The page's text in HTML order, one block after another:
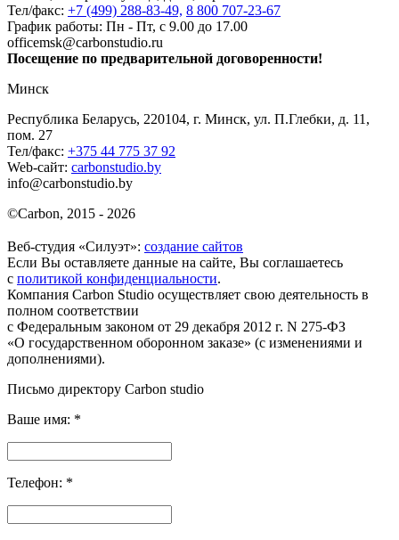
Тел/факс: +7 (499) 288-83-49, 8 800 707-23-67
График работы: Пн - Пт, с 9.00 до 17.00
officemsk@carbonstudio.ru
Посещение по предварительной договоренности!
Минск
Республика Беларусь, 220104, г. Минск, ул. П.Глебки, д. 11,
пом. 27
Тел/факс: +375 44 775 37 92
Web-сайт: carbonstudio.by
info@carbonstudio.by
©Carbon, 2015 - 2026
Веб-студия «Силуэт»: создание сайтов
Если Вы оставляете данные на сайте, Вы соглашаетесь
с политикой конфиденциальности.
Компания Carbon Studio осуществляет свою деятельность в
полном соответствии
с Федеральным законом от 29 декабря 2012 г. N 275-ФЗ
«О государственном оборонном заказе» (с изменениями и
дополнениями).
Письмо директору Carbon studio
Ваше имя: *
Телефон: *